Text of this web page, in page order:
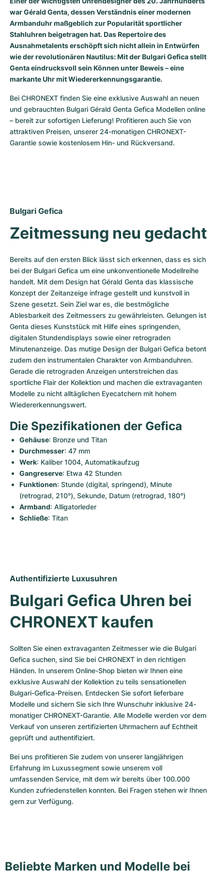
Milgauss
Oyster Perpetual
Yacht-Master
Yacht-Master II
Sea-Dweller
Sky-Dweller
Damenuhren
Ronde
Rotonde
Crash
Pasha
Tortue
Baignoire
Professional
Bentley
Transocean
Cockpit
Chronospace
Super Avenger
Formula 1
Grand Carrera
Gebraucht
Damenuhren
Portofino
Portugieser
Da Vinci
Aquatimer
Spitfire
GST
Spirit of Big Bang
King Power
Gebraucht
war Gérald Genta, dessen Verständnis einer modernen
Armbanduhr maßgeblich zur Popularität sportlicher
Stahluhren beigetragen hat. Das Repertoire des
Ausnahmetalents erschöpft sich nicht allein in Entwürfen
wie der revolutionären Nautilus: Mit der Bulgari Gefica stellt
Genta eindrucksvoll sein Können unter Beweis – eine
markante Uhr mit Wiedererkennungsgarantie.
Bei CHRONEXT finden Sie eine exklusive Auswahl an neuen
und gebrauchten Bulgari Gérald Genta Gefica Modellen online
– bereit zur sofortigen Lieferung! Profitieren auch Sie von
attraktiven Preisen, unserer 24-monatigen CHRONEXT-
Garantie sowie kostenlosem Hin- und Rückversand.
Bulgari Gefica
Zeitmessung neu gedacht
Bereits auf den ersten Blick lässt sich erkennen, dass es sich
bei der Bulgari Gefica um eine unkonventionelle Modellreihe
handelt. Mit dem Design hat Gérald Genta das klassische
Konzept der Zeitanzeige infrage gestellt und kunstvoll in
Szene gesetzt. Sein Ziel war es, die bestmögliche
Ablesbarkeit des Zeitmessers zu gewährleisten. Gelungen ist
Genta dieses Kunststück mit Hilfe eines springenden,
digitalen Stundendisplays sowie einer retrograden
Minutenanzeige. Das mutige Design der Bulgari Gefica betont
zudem den instrumentalen Charakter von Armbanduhren.
Gerade die retrograden Anzeigen unterstreichen das
sportliche Flair der Kollektion und machen die extravaganten
Modelle zu nicht alltäglichen Eyecatchern mit hohem
Wiedererkennungswert.
Die Spezifikationen der Gefica
Gehäuse: Bronze und Titan
Durchmesser: 47 mm
Werk: Kaliber 1004, Automatikaufzug
Gangreserve: Etwa 42 Stunden
Funktionen: Stunde (digital, springend), Minute
(retrograd, 210°), Sekunde, Datum (retrograd, 180°)
Armband: Alligatorleder
Schließe: Titan
Authentifizierte Luxusuhren
Bulgari Gefica Uhren bei
CHRONEXT kaufen
Sollten Sie einen extravaganten Zeitmesser wie die Bulgari
Gefica suchen, sind Sie bei CHRONEXT in den richtigen
Händen. In unserem Online-Shop bieten wir Ihnen eine
exklusive Auswahl der Kollektion zu teils sensationellen
Bulgari-Gefica-Preisen. Entdecken Sie sofort lieferbare
Modelle und sichern Sie sich Ihre Wunschuhr inklusive 24-
monatiger CHRONEXT-Garantie. Alle Modelle werden vor dem
Verkauf von unseren zertifizierten Uhrmachern auf Echtheit
geprüft und authentifiziert.
Bei uns profitieren Sie zudem von unserer langjährigen
Erfahrung im Luxussegment sowie unserem voll
umfassenden Service, mit dem wir bereits über 100.000
Kunden zufriedenstellen konnten. Bei Fragen stehen wir Ihnen
gern zur Verfügung.
Beliebte Marken und Modelle bei